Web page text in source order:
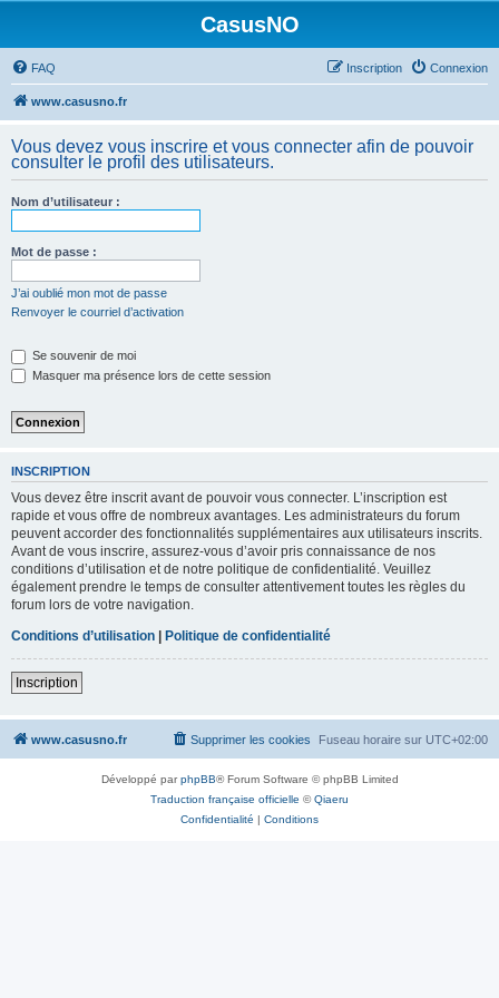
CasusNO
FAQ Connexion
Inscription
www.casusno.fr
Vous devez vous inscrire et vous connecter afin de pouvoir
consulter le profil des utilisateurs.
Nom d’utilisateur :
Mot de passe :
J’ai oublié mon mot de passe
Renvoyer le courriel d’activation
Se souvenir de moi
Masquer ma présence lors de cette session
INSCRIPTION
Vous devez être inscrit avant de pouvoir vous connecter. L’inscription est
rapide et vous offre de nombreux avantages. Les administrateurs du forum
peuvent accorder des fonctionnalités supplémentaires aux utilisateurs inscrits.
Avant de vous inscrire, assurez-vous d’avoir pris connaissance de nos
conditions d’utilisation et de notre politique de confidentialité. Veuillez
également prendre le temps de consulter attentivement toutes les règles du
forum lors de votre navigation.
Conditions d’utilisation | Politique de confidentialité
Inscription
www.casusno.fr Fuseau horaire sur UTC+02:00
Supprimer les cookies
Développé parphpBB® Forum Software © phpBB Limited
Traduction française officielle ©Qiaeru
Confidentialité | Conditions